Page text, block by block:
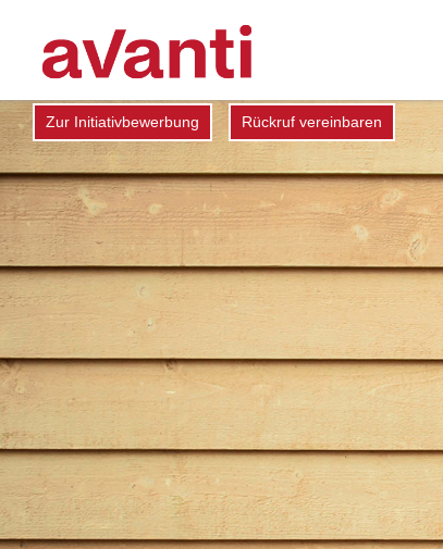
Zur Initiativbewerbung Rückruf vereinbaren